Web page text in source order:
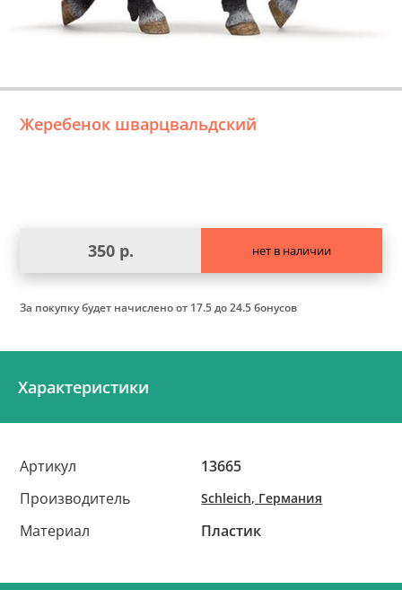
Жеребенок шварцвальдский
350 р. нет в наличии
За покупку будет начисленоот 17.5 до 24.5 бонусов
Характеристики
Артикул
13665
Производитель
Schleich, Германия
Материал Пластик